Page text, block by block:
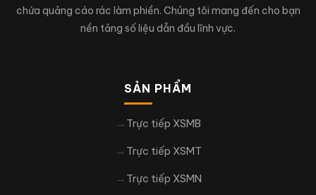
chứa quảng cáo rác làm phiền. Chúng tôi mang đến cho bạn
nền tảng số liệu dẫn đầu lĩnh vực.
SẢN PHẨM
Trực tiếp XSMB
Trực tiếp XSMT
Trực tiếp XSMN